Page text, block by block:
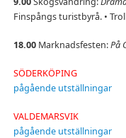
Finspångs turistbyrå. •
18.00 Marknadsfesten:På
SÖDERKÖPING
pågående utställningar
VALDEMARSVIK
pågående utställningar